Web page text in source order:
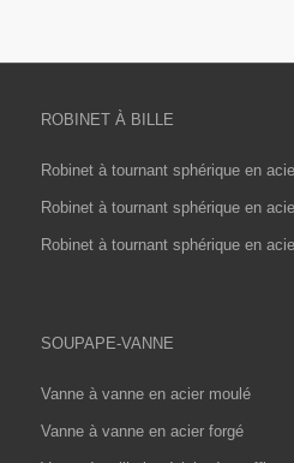
ROBINET À BILLE
Robinet à tournant sphérique en
Robinet à tournant sphérique en
Robinet à tournant sphérique en
SOUPAPE-VANNE
Vanne à vanne en acier moulé
Vanne à vanne en acier forgé